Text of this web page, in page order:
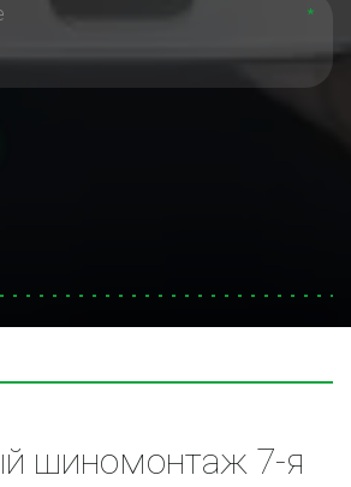
*
шиномонтаж 7-я